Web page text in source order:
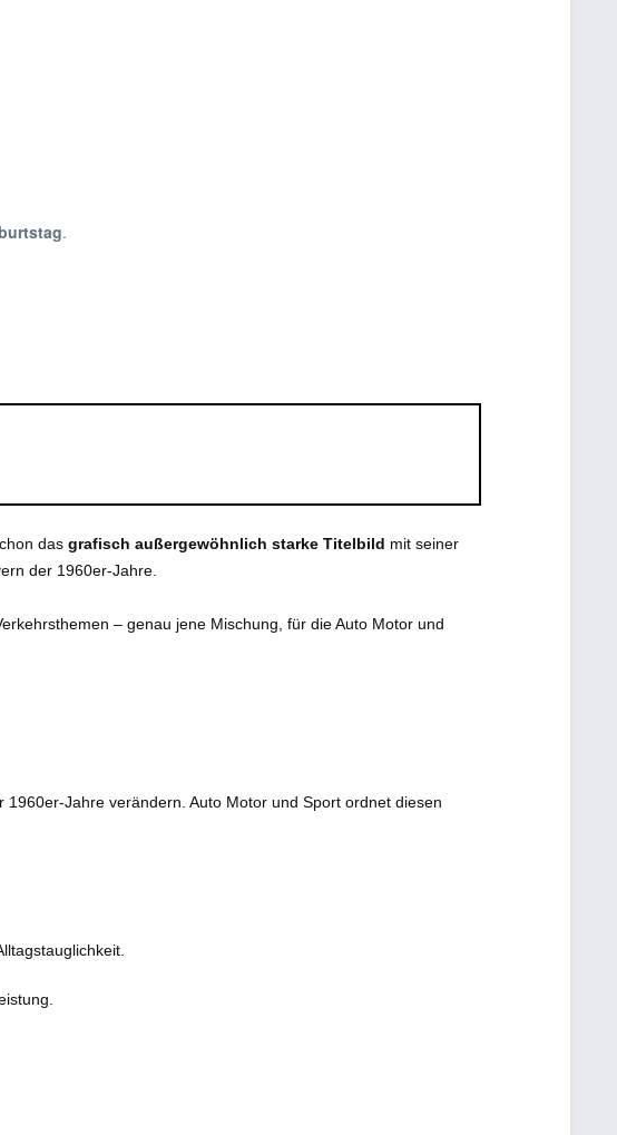
.
das grafisch außergewöhnlich starke Titelbild mit seiner
der 1960er-Jahre.
– genau jene Mischung, für die Auto Motor und
Jahre verändern. Auto Motor und Sport ordnet diesen